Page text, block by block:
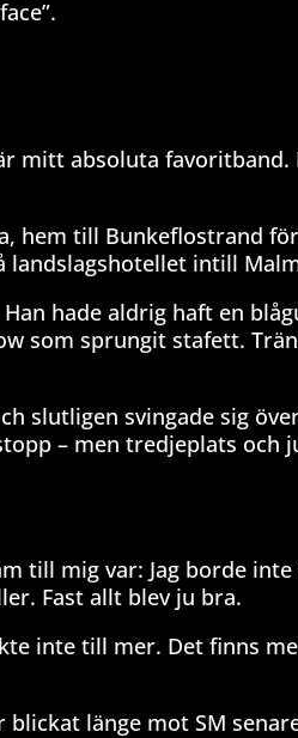
mitt absoluta favoritband.
hem till Bunkeflostrand
landslagshotellet intill
hade aldrig haft en
som sprungit stafett.
slutligen svingade sig
– men tredjeplats och
till mig var: Jag borde
Fast allt blev ju bra.
inte till mer. Det finns
länge mot SM